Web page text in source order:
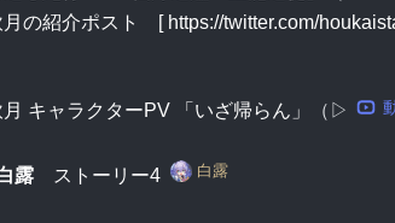
の紹介ポスト　[ https://twitter.com/
キャラクターPV 「いざ帰らん」
（▷
露 ストーリー4 白露